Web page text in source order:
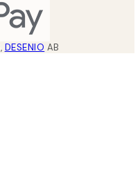
, DESENIO AB